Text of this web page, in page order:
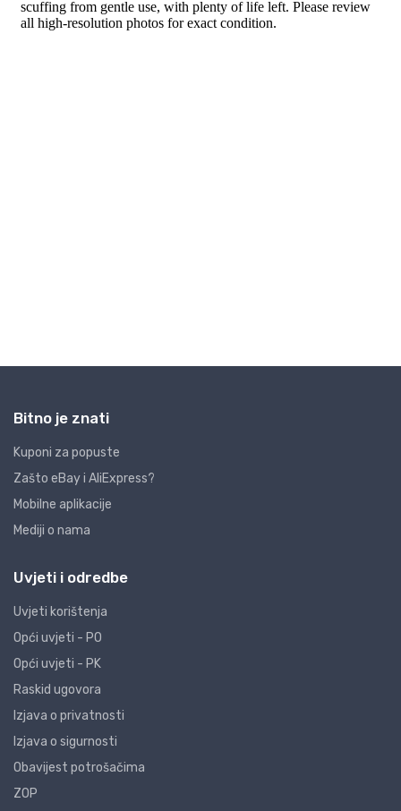
Bitno je znati
Kuponi za popuste
Zašto eBay i AliExpress?
Mobilne aplikacije
Mediji o nama
Uvjeti i odredbe
Uvjeti korištenja
Opći uvjeti - PO
Opći uvjeti - PK
Raskid ugovora
Izjava o privatnosti
Izjava o sigurnosti
Obavijest potrošačima
ZOP